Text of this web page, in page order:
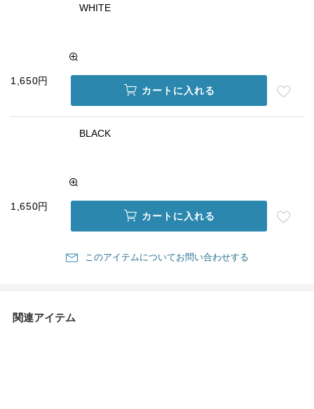
WHITE
1,650円
カートに入れる
BLACK
1,650円
カートに入れる
このアイテムについてお問い合わせする
関連アイテム